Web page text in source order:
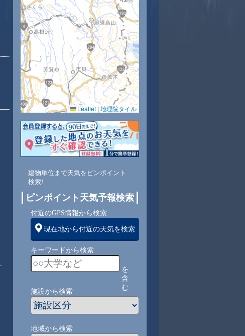
24 25 26 27
77 72 69 70
北 北 北
5 6 6 6
Leaflet | 地理院タイル
建物単位まで天気をピンポイント
検索!
ピンポイント天気予報検索
付近のGPS情報から検索
現在地から付近の天気を検索
キーワードから検索
を
含
む
施設から検索
地域から検索